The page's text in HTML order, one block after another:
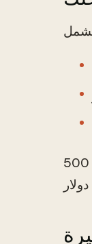
على سبيل المثال، إذا كان أحد الشريكين يكسب 3,000 دولار في الشهر، والآخر يكسب 500